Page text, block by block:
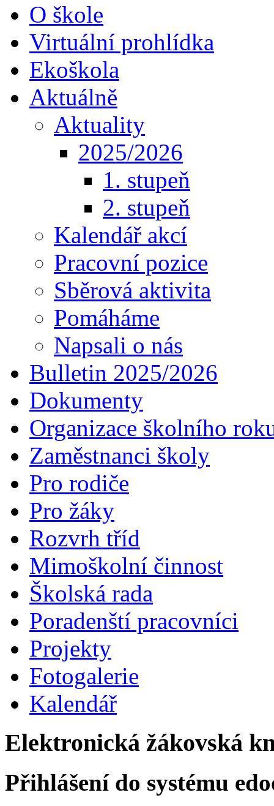
O škole
Virtuální prohlídka
Ekoškola
Aktuálně
Aktuality
2025/2026
1. stupeň
2. stupeň
Kalendář akcí
Pracovní pozice
Sběrová aktivita
Pomáháme
Napsali o nás
Bulletin 2025/2026
Dokumenty
Organizace školního
Zaměstnanci školy
Pro rodiče
Pro žáky
Rozvrh tříd
Mimoškolní činnost
Školská rada
Poradenští pracovníci
Projekty
Fotogalerie
Kalendář
Elektronická žákovská
Přihlášení do systému